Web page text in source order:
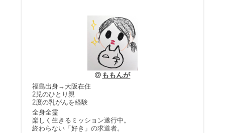
ももんが
福島出身→大阪在住
2児のひとり親
2度の乳がんを経験
全身全霊
楽しく生きるミッション遂行中。
終わらない「好き」の求道者。